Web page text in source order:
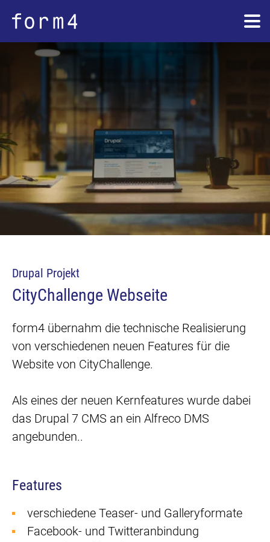
Drupal Projekt
CityChallenge Webseite
form4 übernahm die technische Realisierung
von verschiedenen neuen Features für die
Website von CityChallenge.
Als eines der neuen Kernfeatures wurde dabei
das Drupal 7 CMS an ein Alfreco DMS
angebunden..
Features
verschiedene Teaser- und Galleryformate
Facebook- und Twitteranbindung